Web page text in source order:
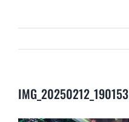
IMG_20250212_190153